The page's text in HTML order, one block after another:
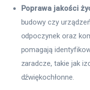
Poprawa jakości
budowy czy
odpoczynek oraz
pomagają
zaradcze, takie jak
dźwiękochłonne.